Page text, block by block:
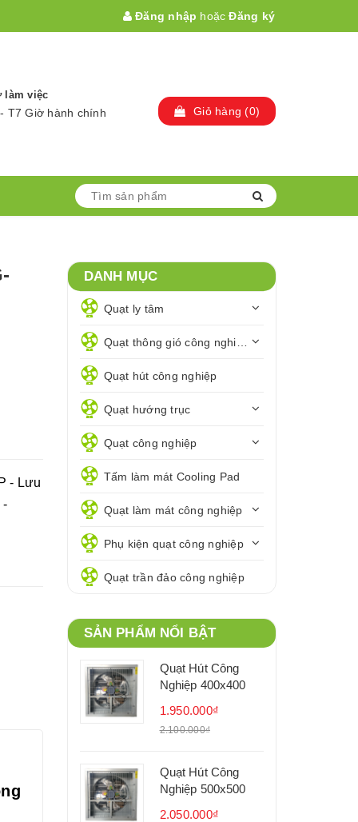
Đăng nhập hoặc Đăng ký
làm việc
T7 Giờ hành chính Giỏ hàng (0)
- Lưu
-
DANH MỤC
Quạt ly tâm
Quạt hút công nghiệp
Quạt hướng trục
Quạt công nghiệp
Tấm làm mát Cooling Pad
Quạt làm mát công nghiệp
Phụ kiện quạt công nghiệp
Quạt trần đảo công nghiệp
SẢN PHẨM NỔI BẬT
Quạt Hút Công
Nghiệp 400x400
1.950.000₫
2.100.000₫
Quạt Hút Công
Nghiệp 500x500
2.050.000₫